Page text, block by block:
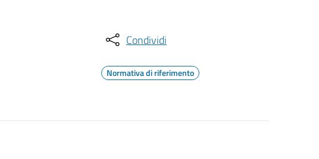
Condividi
Normativa di riferimento